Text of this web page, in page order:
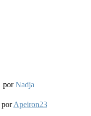
porNadja
porApeiron23